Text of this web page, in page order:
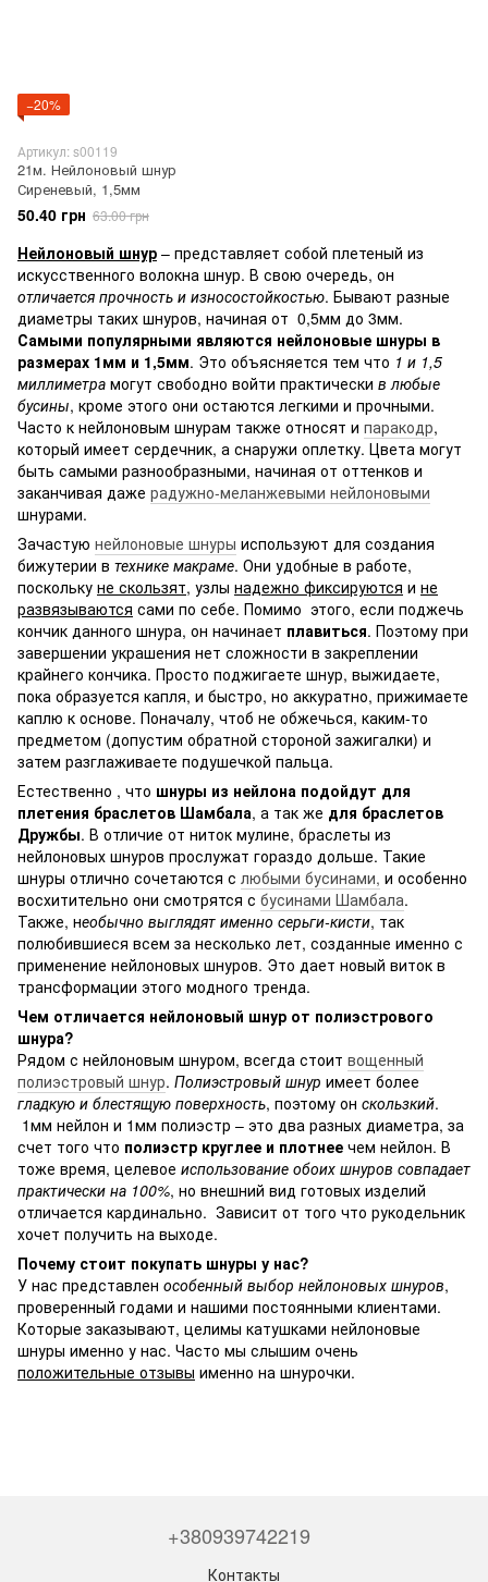
−20%
Артикул: s00119
21м. Нейлоновый шнур
Сиреневый, 1,5мм
50.40 грн 63.00 грн
Нейлоновый шнур – представляет собой плетеный из
искусственного волокна шнур. В свою очередь, он
отличается прочность и износостойкостью. Бывают разные
диаметры таких шнуров, начиная от 0,5мм до 3мм.
Самыми популярными являются нейлоновые шнуры в
размерах 1мм и 1,5мм. Это объясняется тем что 1 и 1,5
миллиметра могут свободно войти практически в любые
бусины, кроме этого они остаются легкими и прочными.
Часто к нейлоновым шнурам также относят и паракодр,
который имеет сердечник, а снаружи оплетку. Цвета могут
быть самыми разнообразными, начиная от оттенков и
заканчивая даже радужно-меланжевыми нейлоновыми
шнурами.
Зачастую нейлоновые шнуры используют для создания
бижутерии в технике макраме. Они удобные в работе,
поскольку не скользят, узлы надежно фиксируются и не
развязываются сами по себе. Помимо этого, если поджечь
кончик данного шнура, он начинает плавиться. Поэтому при
завершении украшения нет сложности в закреплении
крайнего кончика. Просто поджигаете шнур, выжидаете,
пока образуется капля, и быстро, но аккуратно, прижимаете
каплю к основе. Поначалу, чтоб не обжечься, каким-то
предметом (допустим обратной стороной зажигалки) и
затем разглаживаете подушечкой пальца.
Естественно , что шнуры из нейлона подойдут для
плетения браслетов Шамбала, а так же для браслетов
Дружбы. В отличие от ниток мулине, браслеты из
нейлоновых шнуров прослужат гораздо дольше. Такие
шнуры отлично сочетаются с любыми бусинами, и особенно
восхитительно они смотрятся с бусинами Шамбала.
Также, необычно выглядят именно серьги-кисти, так
полюбившиеся всем за несколько лет, созданные именно с
применение нейлоновых шнуров. Это дает новый виток в
трансформации этого модного тренда.
Чем отличается нейлоновый шнур от полиэстрового
шнура?
Рядом с нейлоновым шнуром, всегда стоит вощенный
полиэстровый шнур. Полиэстровый шнур имеет более
гладкую и блестящую поверхность, поэтому он скользкий.
1мм нейлон и 1мм полиэстр – это два разных диаметра, за
счет того что полиэстр круглее и плотнее чем нейлон. В
тоже время, целевое использование обоих шнуров совпадает
практически на 100%, но внешний вид готовых изделий
отличается кардинально. Зависит от того что рукодельник
хочет получить на выходе.
Почему стоит покупать шнуры у нас?
У нас представлен особенный выбор нейлоновых шнуров,
проверенный годами и нашими постоянными клиентами.
Которые заказывают, целимы катушками нейлоновые
шнуры именно у нас. Часто мы слышим очень
положительные отзывы именно на шнурочки.
+380939742219
Контакты